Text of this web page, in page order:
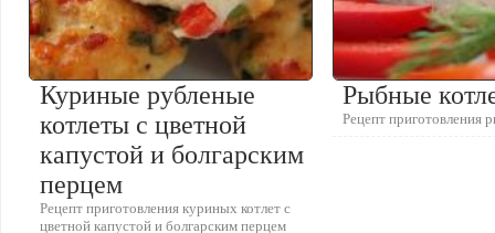
Куриные рубленые
котлеты с цветной
капустой и болгарским
перцем
Рецепт приготовления куриных котлет с
цветной капустой и болгарским перцем
Рыбные
Рецепт приготовления